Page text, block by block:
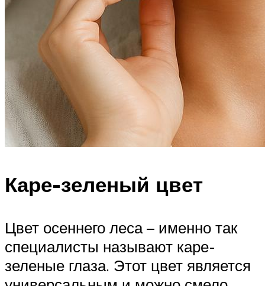
Каре-зеленый цвет
Цвет осеннего леса – именно так
специалисты называют каре-
зеленые глаза. Этот цвет является